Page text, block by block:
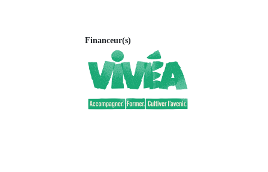
Financeur(s)